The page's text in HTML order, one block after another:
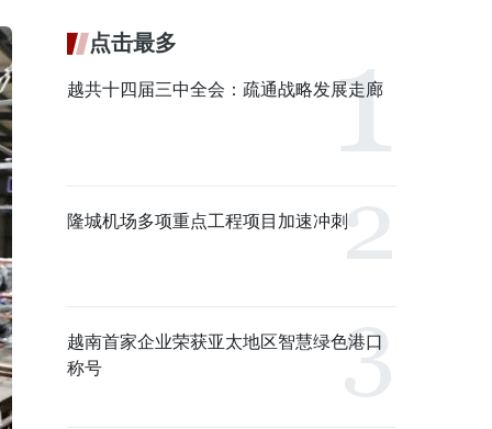
点击最多
越共十四届三中全会：疏通战略发展走廊
隆城机场多项重点工程项目加速冲刺
越南首家企业荣获亚太地区智慧绿色港口
称号